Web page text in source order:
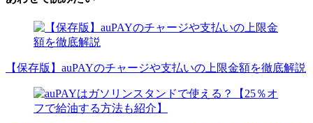
【保存版】auPAYのチャージや支払いの上限金額を徹底解説